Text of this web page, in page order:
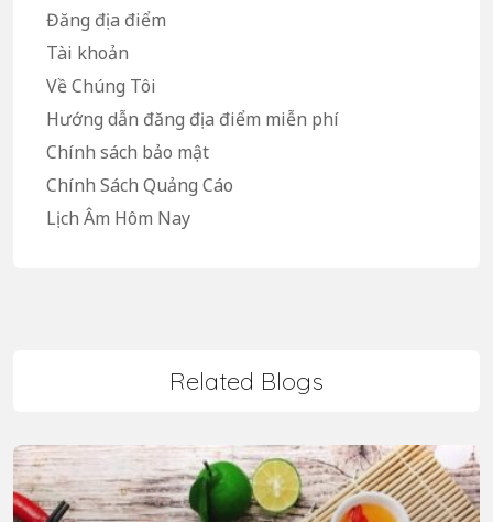
Đăng địa điểm
Tài khoản
Về Chúng Tôi
Hướng dẫn đăng địa điểm miễn phí
Chính sách bảo mật
Chính Sách Quảng Cáo
Lịch Âm Hôm Nay
Related Blogs